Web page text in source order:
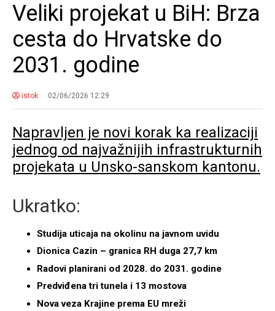
Veliki projekat u BiH: Brza
cesta do Hrvatske do
2031. godine
istok 02/06/2026 12:29
Napravljen je novi korak ka realizaciji
jednog od najvažnijih infrastrukturnih
projekata u Unsko-sanskom kantonu.
Ukratko:
Studija uticaja na okolinu na javnom uvidu
Dionica Cazin – granica RH duga 27,7 km
Radovi planirani od 2028. do 2031. godine
Predviđena tri tunela i 13 mostova
Nova veza Krajine prema EU mreži